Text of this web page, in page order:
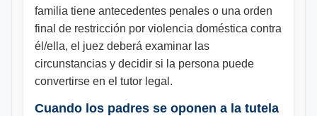
familia tiene antecedentes penales o una orden
final de restricción por violencia doméstica contra
él/ella, el juez deberá examinar las
circunstancias y decidir si la persona puede
convertirse en el tutor legal.
Cuando los padres se oponen a la tutela